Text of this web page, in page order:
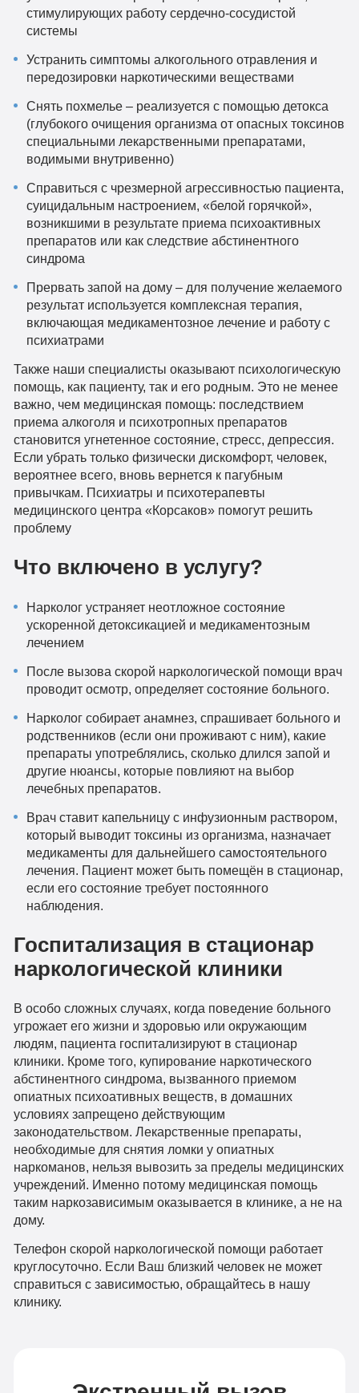
стимулирующих работу сердечно-сосудистой
системы
Устранить симптомы алкогольного отравления и
передозировки наркотическими веществами
Снять похмелье – реализуется с помощью детокса
(глубокого очищения организма от опасных токсинов
специальными лекарственными препаратами,
водимыми внутривенно)
Справиться с чрезмерной агрессивностью пациента,
суицидальным настроением, «белой горячкой»,
возникшими в результате приема психоактивных
препаратов или как следствие абстинентного
синдрома
Прервать запой на дому – для получение желаемого
результат используется комплексная терапия,
включающая медикаментозное лечение и работу с
психиатрами
Также наши специалисты оказывают психологическую
помощь, как пациенту, так и его родным. Это не менее
важно, чем медицинская помощь: последствием
приема алкоголя и психотропных препаратов
становится угнетенное состояние, стресс, депрессия.
Если убрать только физически дискомфорт, человек,
вероятнее всего, вновь вернется к пагубным
привычкам. Психиатры и психотерапевты
медицинского центра «Корсаков» помогут решить
проблему
Что включено в услугу?
Нарколог устраняет неотложное состояние
ускоренной детоксикацией и медикаментозным
лечением
После вызова скорой наркологической помощи врач
проводит осмотр, определяет состояние больного.
Нарколог собирает анамнез, спрашивает больного и
родственников (если они проживают с ним), какие
препараты употреблялись, сколько длился запой и
другие нюансы, которые повлияют на выбор
лечебных препаратов.
Врач ставит капельницу с инфузионным раствором,
который выводит токсины из организма, назначает
медикаменты для дальнейшего самостоятельного
лечения. Пациент может быть помещён в стационар,
если его состояние требует постоянного
наблюдения.
Госпитализация в стационар
наркологической клиники
В особо сложных случаях, когда поведение больного
угрожает его жизни и здоровью или окружающим
людям, пациента госпитализируют в стационар
клиники. Кроме того, купирование наркотического
абстинентного синдрома, вызванного приемом
опиатных психоативных веществ, в домашних
условиях запрещено действующим
законодательством. Лекарственные препараты,
необходимые для снятия ломки у опиатных
наркоманов, нельзя вывозить за пределы медицинских
учреждений. Именно потому медицинская помощь
таким наркозависимым оказывается в клинике, а не на
дому.
Телефон скорой наркологической помощи работает
круглосуточно. Если Ваш близкий человек не может
справиться с зависимостью, обращайтесь в нашу
клинику.